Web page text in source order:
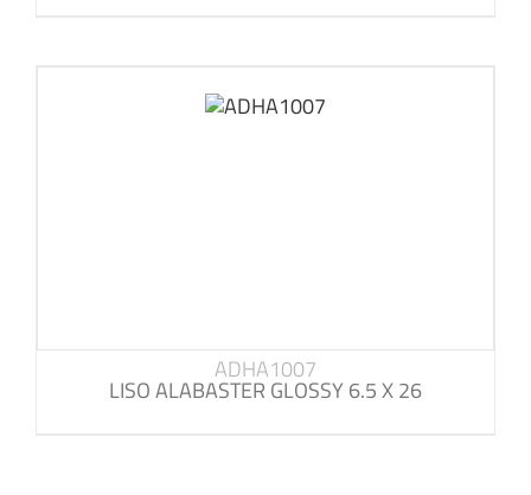
ADHA1007
LISO ALABASTER GLOSSY 6.5 X 26